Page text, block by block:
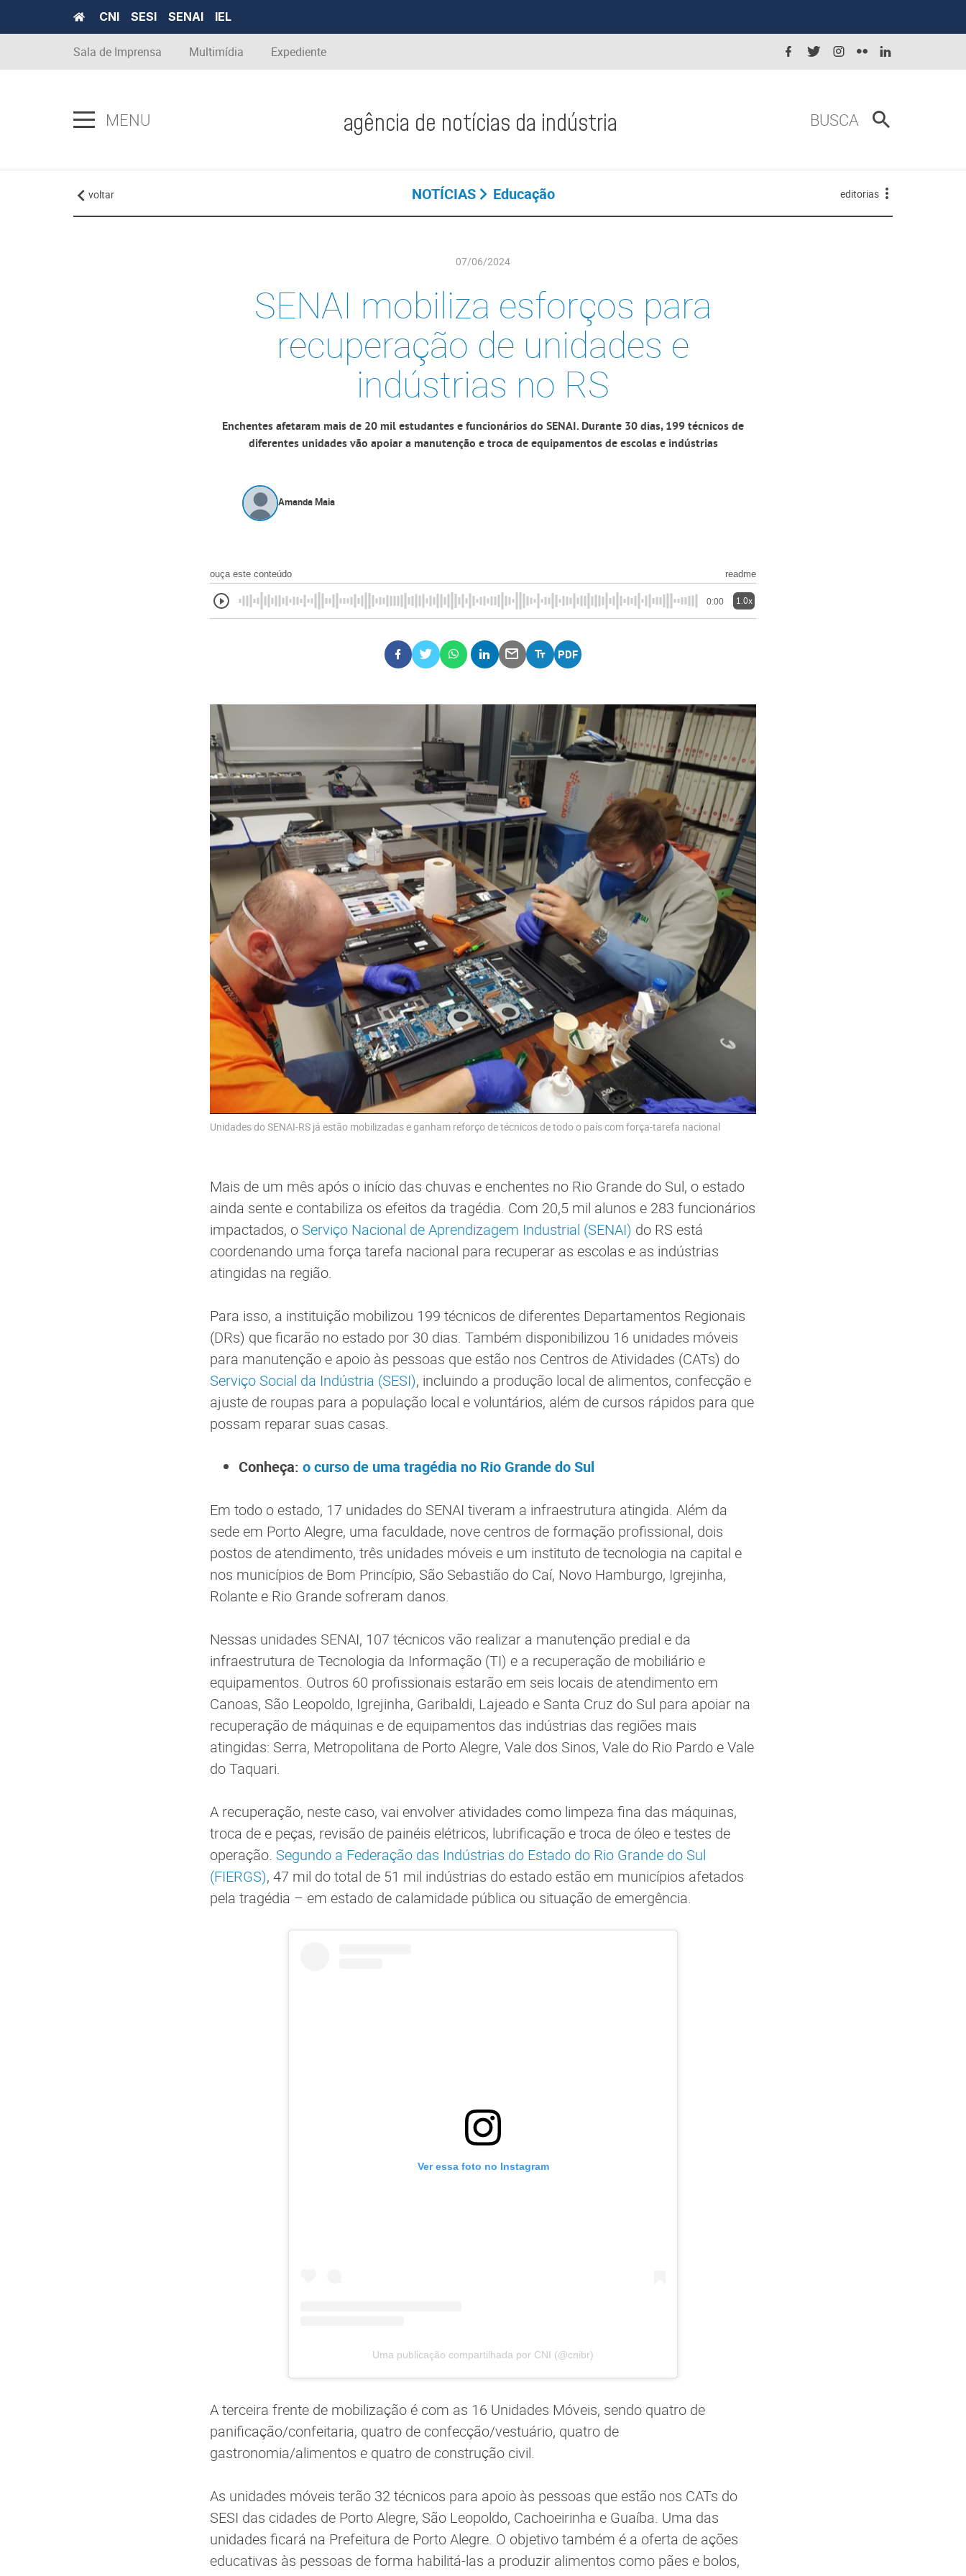
CNI SESI SENAI IEL
Sala de Imprensa Multimídia Expediente
MENU agência de notícias da indústria BUSCA
voltar NOTÍCIAS Educação editorias
07/06/2024
SENAI mobiliza esforços para
recuperação de unidades e
indústrias no RS
Enchentes afetaram mais de 20 mil estudantes e funcionários do SENAI. Durante 30 dias, 199 técnicos de
diferentes unidades vão apoiar a manutenção e troca de equipamentos de escolas e indústrias
Amanda Maia
ouça este conteúdo readme
0:00 1.0x
Unidades do SENAI-RS já estão mobilizadas e ganham reforço de técnicos de todo o país com força-tarefa nacional
Mais de um mês após o início das chuvas e enchentes no Rio Grande do Sul, o estado
ainda sente e contabiliza os efeitos da tragédia. Com 20,5 mil alunos e 283 funcionários
impactados, o Serviço Nacional de Aprendizagem Industrial (SENAI) do RS está
coordenando uma força tarefa nacional para recuperar as escolas e as indústrias
atingidas na região.
Para isso, a instituição mobilizou 199 técnicos de diferentes Departamentos Regionais
(DRs) que ficarão no estado por 30 dias. Também disponibilizou 16 unidades móveis
para manutenção e apoio às pessoas que estão nos Centros de Atividades (CATs) do
Serviço Social da Indústria (SESI), incluindo a produção local de alimentos, confecção e
ajuste de roupas para a população local e voluntários, além de cursos rápidos para que
possam reparar suas casas.
Conheça: o curso de uma tragédia no Rio Grande do Sul
Em todo o estado, 17 unidades do SENAI tiveram a infraestrutura atingida. Além da
sede em Porto Alegre, uma faculdade, nove centros de formação profissional, dois
postos de atendimento, três unidades móveis e um instituto de tecnologia na capital e
nos municípios de Bom Princípio, São Sebastião do Caí, Novo Hamburgo, Igrejinha,
Rolante e Rio Grande sofreram danos.
Nessas unidades SENAI, 107 técnicos vão realizar a manutenção predial e da
infraestrutura de Tecnologia da Informação (TI) e a recuperação de mobiliário e
equipamentos. Outros 60 profissionais estarão em seis locais de atendimento em
Canoas, São Leopoldo, Igrejinha, Garibaldi, Lajeado e Santa Cruz do Sul para apoiar na
recuperação de máquinas e de equipamentos das indústrias das regiões mais
atingidas: Serra, Metropolitana de Porto Alegre, Vale dos Sinos, Vale do Rio Pardo e Vale
do Taquari.
A recuperação, neste caso, vai envolver atividades como limpeza fina das máquinas,
troca de e peças, revisão de painéis elétricos, lubrificação e troca de óleo e testes de
operação. Segundo a Federação das Indústrias do Estado do Rio Grande do Sul
(FIERGS), 47 mil do total de 51 mil indústrias do estado estão em municípios afetados
pela tragédia – em estado de calamidade pública ou situação de emergência.
Ver essa foto no Instagram
Uma publicação compartilhada por CNI (@cnibr)
A terceira frente de mobilização é com as 16 Unidades Móveis, sendo quatro de
panificação/confeitaria, quatro de confecção/vestuário, quatro de
gastronomia/alimentos e quatro de construção civil.
As unidades móveis terão 32 técnicos para apoio às pessoas que estão nos CATs do
SESI das cidades de Porto Alegre, São Leopoldo, Cachoeirinha e Guaíba. Uma das
unidades ficará na Prefeitura de Porto Alegre. O objetivo também é a oferta de ações
educativas às pessoas de forma habilitá-las a produzir alimentos como pães e bolos,